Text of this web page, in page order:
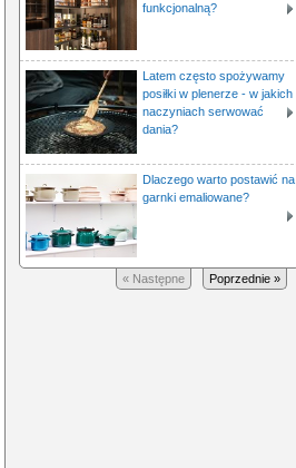
funkcjonalną?
Latem często spożywamy
posiłki w plenerze - w jakich
naczyniach serwować
dania?
Dlaczego warto postawić na
garnki emaliowane?
Poprzednie »
« Następne